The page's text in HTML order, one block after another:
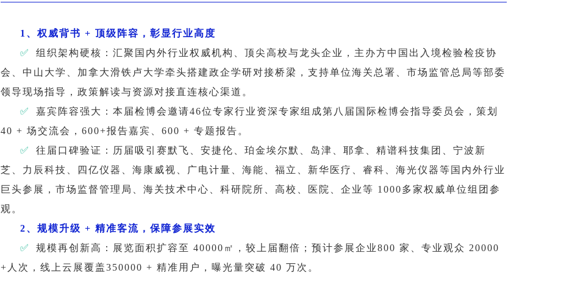
1、权威背书 + 顶级阵容，彰显行业高度
✅ 组织架构硬核：汇聚国内外行业权威机构、顶尖高校与龙头企业，主办方中国出入境检验检疫协
会、中山大学、加拿大滑铁卢大学牵头搭建政企学研对接桥梁，支持单位海关总署、市场监管总局等部委
领导现场指导，政策解读与资源对接直连核心渠道。
✅ 嘉宾阵容强大：本届检博会邀请46位专家行业资深专家组成第八届国际检博会指导委员会，策划
40 + 场交流会，600+报告嘉宾、600 + 专题报告。
✅ 往届口碑验证：历届吸引赛默飞、安捷伦、珀金埃尔默、岛津、耶拿、精谱科技集团、宁波新
芝、力辰科技、四亿仪器、海康威视、广电计量、海能、福立、新华医疗、睿科、海光仪器等国内外行业
巨头参展，市场监督管理局、海关技术中心、科研院所、高校、医院、企业等 1000多家权威单位组团参
观。
2、规模升级 + 精准客流，保障参展实效
✅ 规模再创新高：展览面积扩容至 40000㎡，较上届翻倍；预计参展企业800 家、专业观众 20000
+人次，线上云展覆盖350000 + 精准用户，曝光量突破 40 万次。